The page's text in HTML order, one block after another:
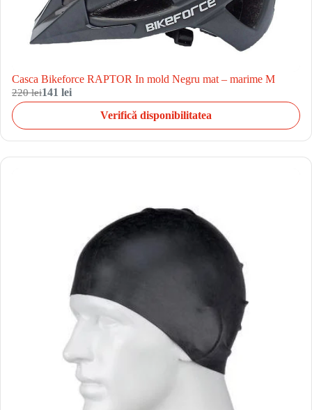
Casca Bikeforce RAPTOR In mold Negru mat – marime M
220 lei141 lei
Verifică disponibilitatea